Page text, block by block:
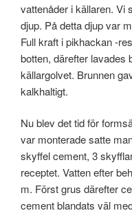
vattenåder i källaren. Vi
djup. På detta djup var
Full kraft i pikhackan -
botten, därefter lavades
källargolvet. Brunnen
kalkhaltigt.
Nu blev det tid för
var monterade satte
skyffel cement, 3
receptet. Vatten efter
m. Först grus därefter
cement blandats väl